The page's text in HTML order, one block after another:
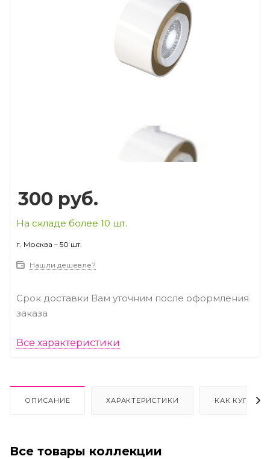
300 руб.
На складе более 10 шт.
г. Москва – 50 шт.
Нашли дешевле?
Срок доставки Вам уточним после оформления
заказа
Все характеристики
ОПИСАНИЕ ХАРАКТЕРИСТИКИ КАК КУПИТЬ
Все товары коллекции